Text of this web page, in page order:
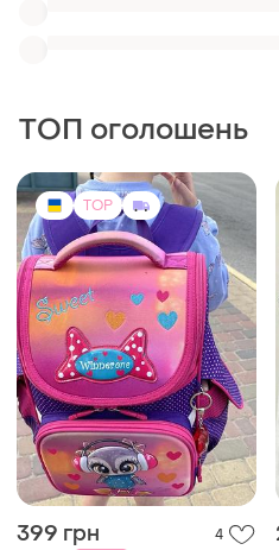
Рюкзак 🎒 портфель 1-4кл
TOP